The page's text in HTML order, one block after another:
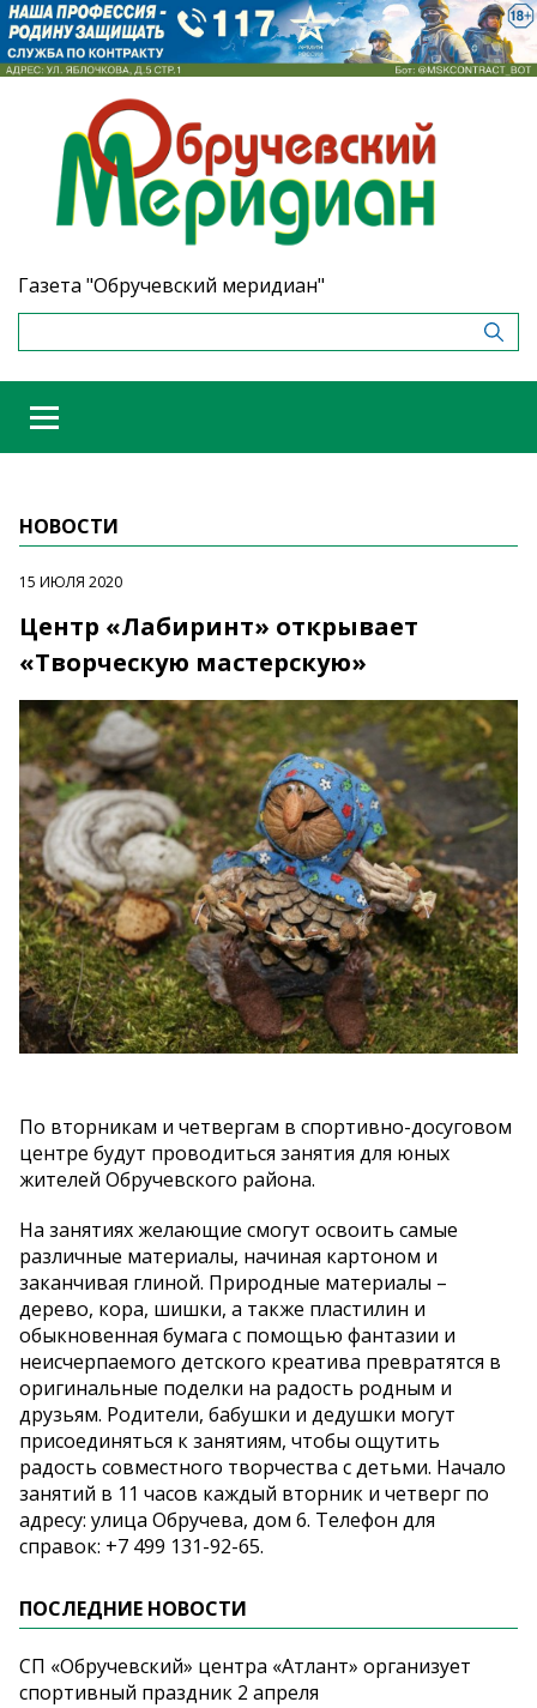
Газета "Обручевский меридиан"
НОВОСТИ
15 ИЮЛЯ 2020
Центр «Лабиринт» открывает
«Творческую мастерскую»
По вторникам и четвергам в спортивно-досуговом
центре будут проводиться занятия для юных
жителей Обручевского района.
На занятиях желающие смогут освоить самые
различные материалы, начиная картоном и
заканчивая глиной. Природные материалы –
дерево, кора, шишки, а также пластилин и
обыкновенная бумага с помощью фантазии и
неисчерпаемого детского креатива превратятся в
оригинальные поделки на радость родным и
друзьям. Родители, бабушки и дедушки могут
присоединяться к занятиям, чтобы ощутить
радость совместного творчества с детьми. Начало
занятий в 11 часов каждый вторник и четверг по
адресу: улица Обручева, дом 6. Телефон для
справок: +7 499 131-92-65.
ПОСЛЕДНИЕ НОВОСТИ
СП «Обручевский» центра «Атлант» организует
спортивный праздник 2 апреля